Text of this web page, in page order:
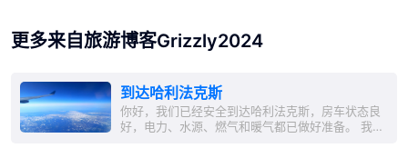
更多来自旅游博客Grizzly2024
到达哈利法克斯
你好，我们已经安全到达哈利法克斯，房车状态良
好，电力、水源、燃气和暖气都已做好准备。 我们